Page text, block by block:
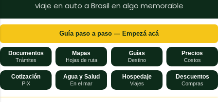
viaje en auto a Brasil en algo memorable
Guía paso a paso — Empezá acá
Documentos
Trámites
Mapas
Hojas de ruta
Guías
Destino
Precios
Costos
Cotización
PIX
Agua y Salud
En el mar
Hospedaje
Viajes
Descuentos
Compras